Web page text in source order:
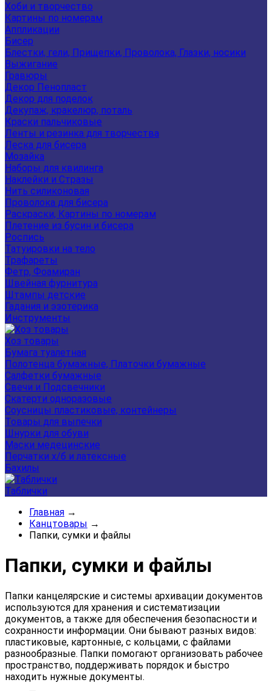
Хоби и творчество
Картины по номерам
Аппликации
Бисер
Блестки, гели, Прищепки, Проволока, Глазки, носики
Выжигание
Гравюры
Декор Пенопласт
Декор для поделок
Декупаж, кракелюр, поталь
Краски пальчиковые
Ленты и резинка для творчества
Леска для бисера
Мозайка
Наборы для квилинга
Наклейки и Стразы
Нить силиконовая
Проволока для бисера
Раскраски, Картины по номерам
Плетение из бусин и бисера
Роспись
Татуировки на тело
Трафареты
Фетр, Фоамиран
Швейная фурнитура
Штампы детские
Гадания и эзотерика
Инструменты
Хоз товары
Бумага туалетная
Полотенца бумажные, Платочки бумажные
Салфетки бумажные
Свечи и Подсвечники
Скатерти одноразовые
Соусницы пластиковые, контейнеры
Товары для выпечки
Шнурки для обуви
Маски медецинские
Перчатки х/б и латексные
Бахилы
Таблички
Главная →
Канцтовары →
Папки, сумки и файлы
Папки, сумки и файлы
Папки канцелярские и системы архивации документов
используются для хранения и систематизации
документов, а также для обеспечения безопасности и
сохранности информации. Они бывают разных видов:
пластиковые, картонные, с кольцами, с файлами
разнообразные. Папки помогают организовать рабочее
пространство, поддерживать порядок и быстро
находить нужные документы.